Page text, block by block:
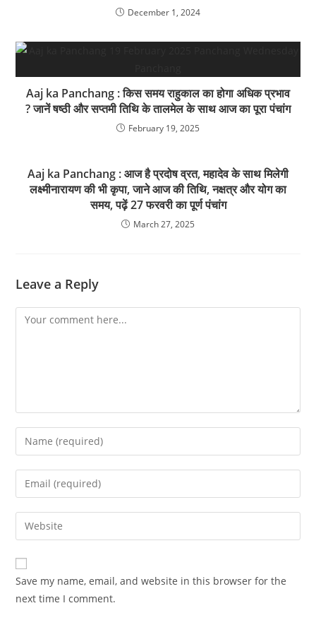
December 1, 2024
Aaj ka Panchang : किस समय राहुकाल का होगा अधिक प्रभाव
? जानें षष्ठी और सप्तमी तिथि के तालमेल के साथ आज का पूरा पंचांग
February 19, 2025
Aaj ka Panchang : आज है प्रदोष व्रत, महादेव के साथ मिलेगी
लक्ष्मीनारायण की भी कृपा, जाने आज की तिथि, नक्षत्र और योग का
समय, पढ़ें 27 फरवरी का पूर्ण पंचांग
March 27, 2025
Leave a Reply
Save my name, email, and website in this browser for the
next time I comment.